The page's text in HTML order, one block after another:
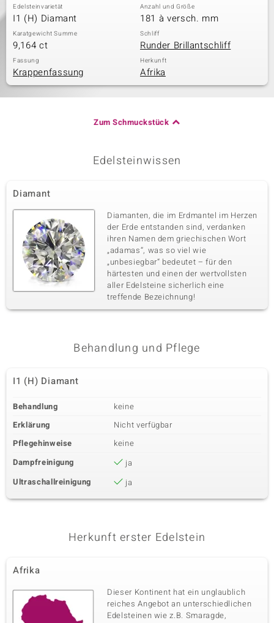
Edelsteinvarietät
I1 (H) Diamant
Anzahl und Größe
181 à versch. mm
Karatgewicht Summe
9,164 ct
Schliff
Runder Brillantschliff
Fassung
Krappenfassung
Herkunft
Afrika
Zum Schmuckstück
Edelsteinwissen
Diamant
Diamanten, die im Erdmantel im Herzen
der Erde entstanden sind, verdanken
ihren Namen dem griechischen Wort
„adamas“, was so viel wie
„unbesiegbar“ bedeutet – für den
härtesten und einen der wertvollsten
aller Edelsteine sicherlich eine
treffende Bezeichnung!
Behandlung und Pflege
I1 (H) Diamant
Behandlung
keine
Erklärung
Nicht verfügbar
Pflegehinweise
keine
Dampfreinigung
ja
Ultraschallreinigung
ja
Herkunft erster Edelstein
Afrika
Dieser Kontinent hat ein unglaublich
reiches Angebot an unterschiedlichen
Edelsteinen wie z.B. Smaragde,